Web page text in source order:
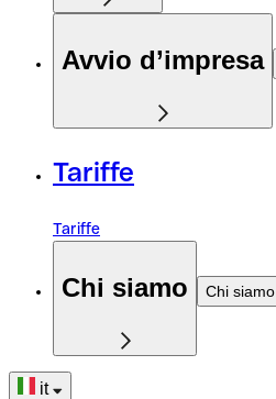
Avvio d’impresa
Tariffe
Tariffe
Chi siamo Chi siamo
it